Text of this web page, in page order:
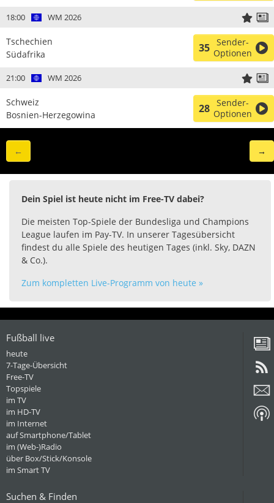
18:00 WM 2026
Tschechien
Südafrika
35 Sender-
Optionen
21:00 WM 2026
Schweiz
Bosnien-Herzegowina
28 Sender-
Optionen
← →
Dein Spiel ist heute nicht im Free-TV dabei?
Die meisten Top-Spiele der Bundesliga und Champions
League laufen im Pay-TV. In unserer Tagesübersicht
findest du alle Spiele des heutigen Tages (inkl. Sky, DAZN
& Co.).
Zum kompletten Live-Programm von heute »
Fußball live
heute
7-Tage-Übersicht
Free-TV
Topspiele
im TV
im HD-TV
im Internet
auf Smartphone/Tablet
im (Web-)Radio
über Box/Stick/Konsole
im Smart TV
Suchen & Finden